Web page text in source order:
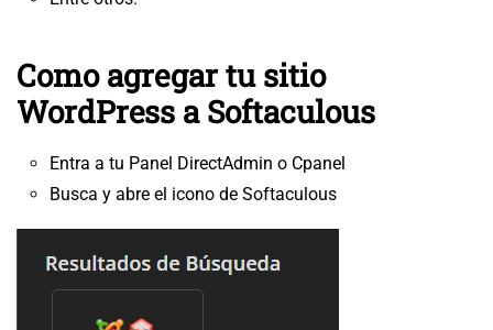
Como agregar tu sitio
WordPress a Softaculous
Entra a tu Panel DirectAdmin o Cpanel
Busca y abre el icono de Softaculous